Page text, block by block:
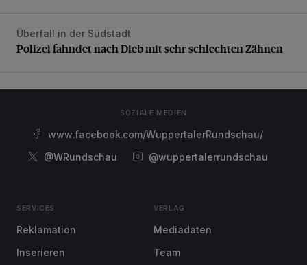
Polizei fahndet nach Dieb mit sehr schlechten Zähnen
Überfall in der Südstadt
Polizei fahndet nach Dieb mit sehr schlechten Zähnen
SOZIALE MEDIEN
www.facebook.com/WuppertalerRundschau/
@WRundschau
@wuppertalerrundschau
SERVICES
Reklamation
Inserieren
VERLAG
Mediadaten
Team